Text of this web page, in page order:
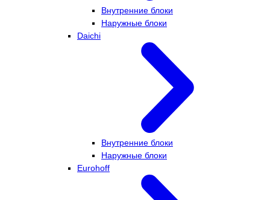
Внутренние блоки
Наружные блоки
Daichi
Внутренние блоки
Наружные блоки
Eurohoff